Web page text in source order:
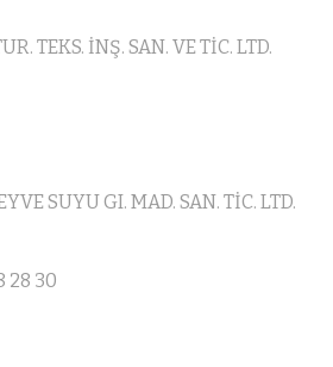
TEKS. İNŞ. SAN. VE TİC. LTD.
SUYU GI. MAD. SAN. TİC. LTD.
28 30